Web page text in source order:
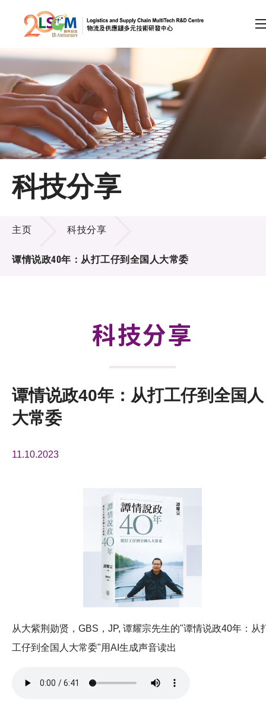
跳到内容（按回车键）
会员登录
A EN 繁 简
主页
关于LSCM
技术商品化
项目及资助计划
科技分享
科技分享
主页 科技分享
谭情说政40年：从打工仔到全国人大常委
科技分享
谭情说政40年：从打工仔到全国人
大常委
11.10.2023
从大紫荆勋贤，GBS，JP, 谭耀宗先生的"谭情说政40年：从
工仔到全国人大常委"用AI生成声音读出